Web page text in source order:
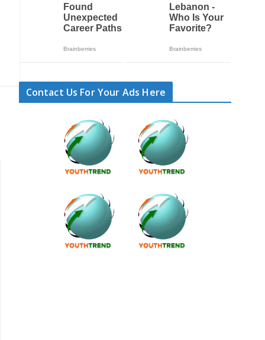
Contact Us For Your Ads Here